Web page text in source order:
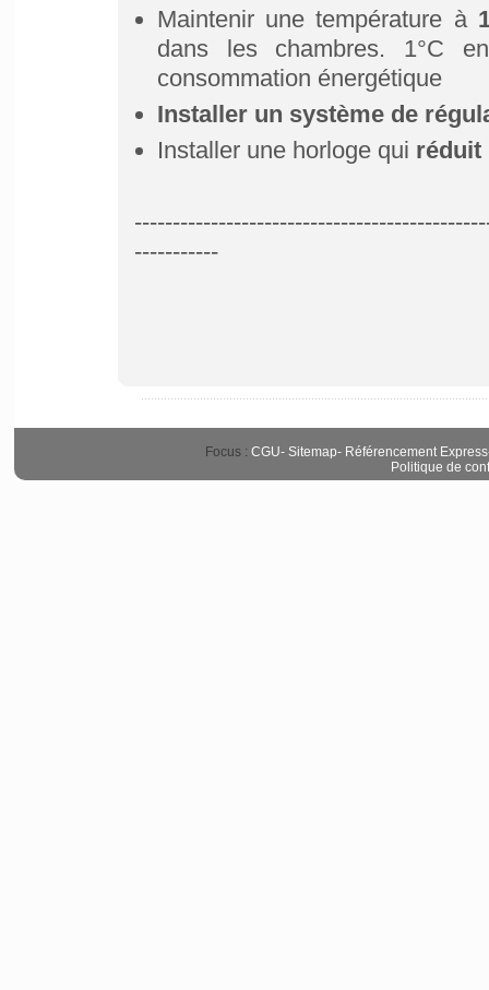
Maintenir une température à
dans les chambres. 1°C
consommation énergétique
Installer un système de
Installer une horloge qui réduit
-----------
Focus : CGU- Sitemap- Référencement Express
Politique de